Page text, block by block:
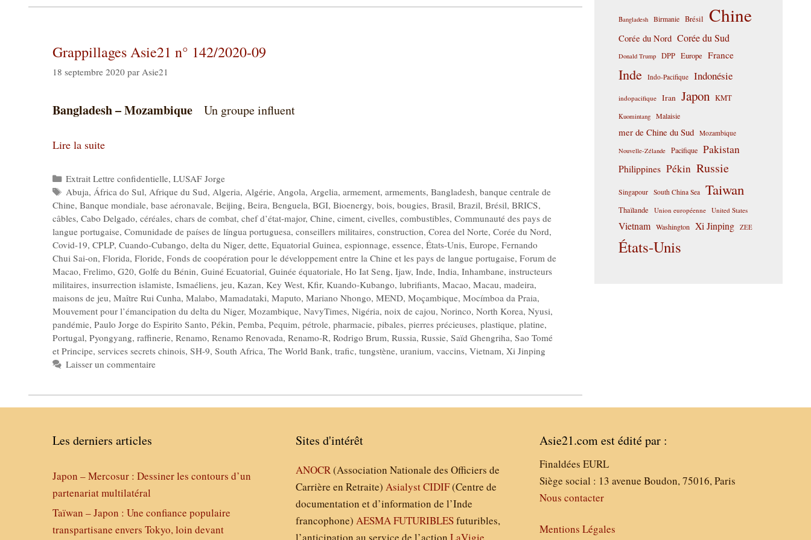
Grappillages Asie21 n° 142/2020-09
18 septembre 2020 par Asie21
Bangladesh – Mozambique Un groupe influent
Lire la suite
Catégories
Extrait Lettre confidentielle,LUSAF Jorge
Étiquettes
Abuja,África do Sul,Afrique du Sud,Algeria,Algérie,Angola,Argelia,armement,armements,Bangladesh,banque centrale de
Chine, Banque mondiale, base aéronavale, Beijing, Beira, Benguela, BGI, Bioenergy, bois, bougies, Brasil, Brazil, Brésil, BRICS,
câbles, Cabo Delgado, céréales, chars de combat, chef d’état-major, Chine, ciment, civelles, combustibles, Communauté des pays de
langue portugaise, Comunidade de países de língua portuguesa, conseillers militaires, construction, Corea del Norte, Corée du Nord,
Covid-19, CPLP, Cuando-Cubango, delta du Niger, dette, Equatorial Guinea, espionnage, essence, États-Unis, Europe, Fernando
Chui Sai-on, Florida, Floride, Fonds de coopération pour le développement entre la Chine et les pays de langue portugaise, Forum de
Macao, Frelimo, G20, Golfe du Bénin, Guiné Ecuatorial, Guinée équatoriale, Ho Iat Seng, Ijaw, Inde, India, Inhambane, instructeurs
militaires, insurrection islamiste, Ismaéliens, jeu, Kazan, Key West, Kfir, Kuando-Kubango, lubrifiants, Macao, Macau, madeira,
maisons de jeu, Maître Rui Cunha, Malabo, Mamadataki, Maputo, Mariano Nhongo, MEND, Moçambique, Mocímboa da Praia,
Mouvement pour l’émancipation du delta du Niger, Mozambique, NavyTimes, Nigéria, noix de cajou, Norinco, North Korea, Nyusi,
pandémie, Paulo Jorge do Espirito Santo, Pékin, Pemba, Pequim, pétrole, pharmacie, pibales, pierres précieuses, plastique, platine,
Portugal, Pyongyang, raffinerie, Renamo, Renamo Renovada, Renamo-R, Rodrigo Brum, Russia, Russie, Saïd Ghengriha, Sao Tomé
et Principe, services secrets chinois, SH-9, South Africa, The World Bank, trafic, tungstène, uranium, vaccins, Vietnam, Xi Jinping
Laisser un commentaire
Bangladesh Birmanie Brésil Chine
Corée du Nord Corée du Sud
Donald Trump DPP Europe France
Inde Indo-Pacifique Indonésie
indopacifique Iran Japon KMT
Kuomintang Malaisie
mer de Chine du Sud Mozambique
Nouvelle-Zélande Pacifique Pakistan
Philippines Pékin Russie
Singapour South China Sea Taiwan
Thaïlande Union européenne United States
Vietnam Washington Xi Jinping ZEE
États-Unis
Les derniers articles
Japon – Mercosur : Dessiner les contours d’un
partenariat multilatéral
Taïwan – Japon : Une confiance populaire
transpartisane envers Tokyo, loin devant
Sites d'intérêt
ANOCR(Association Nationale des Officiers de
Carrière en Retraite)AsialystCIDIF(Centre de
documentation et d’information de l’Inde
francophone)AESMAFUTURIBLESfuturibles,
Asie21.com est édité par :
Finaldées EURL
Siège social : 13 avenue Boudon, 75016, Paris
Nous contacter
Mentions Légales